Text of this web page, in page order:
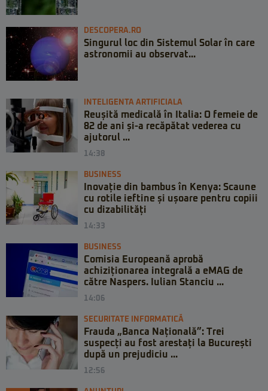
DESCOPERA.RO
Singurul loc din Sistemul Solar în care
astronomii au observat...
INTELIGENTA ARTIFICIALA
Reușită medicală în Italia: O femeie de
82 de ani și-a recăpătat vederea cu
ajutorul ...
14:38
BUSINESS
Inovație din bambus în Kenya: Scaune
cu rotile ieftine și ușoare pentru copiii
cu dizabilități
14:33
BUSINESS
Comisia Europeană aprobă
achiziționarea integrală a eMAG de
către Naspers. Iulian Stanciu ...
14:06
SECURITATE INFORMATICĂ
Frauda „Banca Națională”: Trei
suspecți au fost arestați la București
după un prejudiciu ...
12:56